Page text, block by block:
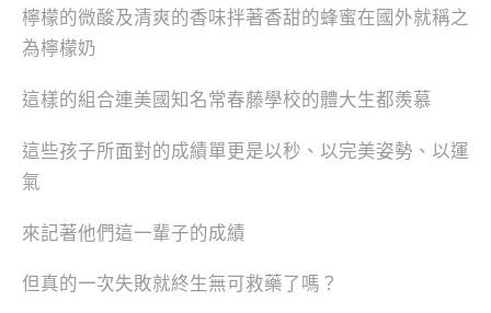
檸檬的微酸及清爽的香味拌著香甜的蜂蜜在國外就稱之
為檸檬奶
這樣的組合連美國知名常春藤學校的體大生都羨慕
這些孩子所面對的成績單更是以秒、以完美姿勢、以運
氣
來記著他們這一輩子的成績
但真的一次失敗就終生無可救藥了嗎？